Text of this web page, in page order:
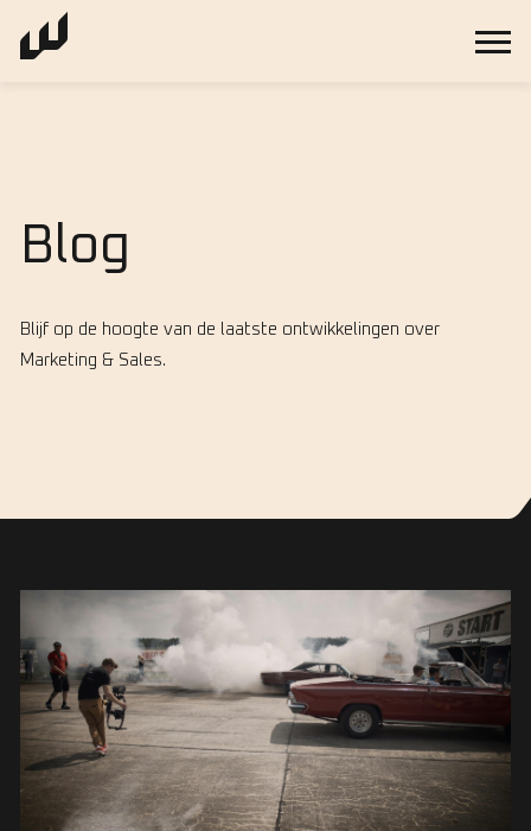
Blog
Blijf op de hoogte van de laatste ontwikkelingen over
Marketing & Sales.